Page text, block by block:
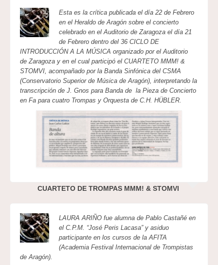
Esta es la crítica publicada el día 22 de Febrero
en el Heraldo de Aragón sobre el concierto
celebrado en el Auditorio de Zaragoza el día 21
de Febrero dentro del 36 CICLO DE
INTRODUCCIÓN A LA MÚSICA organizado por el Auditorio
de Zaragoza y en el cual participó el CUARTETO MMM! &
STOMVI, acompañado por la Banda Sinfónica del CSMA
(Conservatorio Superior de Música de Aragón), interpretando la
transcripción de J. Gnos para Banda de la Pieza de Concierto
en Fa para cuatro Trompas y Orquesta de C.H. HÜBLER.
CUARTETO DE TROMPAS MMM! & STOMVI
LAURA ARIÑO fue alumna de Pablo Castañé en
el C.P.M. “José Peris Lacasa” y asiduo
participante en los cursos de la AFITA
(Academia Festival Internacional de Trompistas
de Aragón).